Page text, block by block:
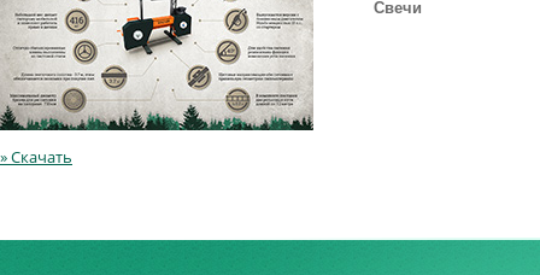
» Скачать
Свечи